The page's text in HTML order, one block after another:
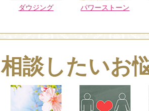
ダウジング パワーストーン
相談したいお